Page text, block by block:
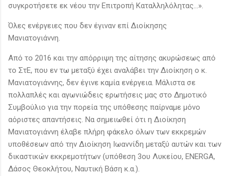
συγκροτήσετε εκ νέου την Επιτροπή Καταλληλόλητας…».
Όλες ενέργειες που δεν έγιναν επί Διοίκησης
Μανιατογιάννη.
Από το 2016 και την απόρριψη της αίτησης ακυρώσεως από
το ΣτΕ, που εν τω μεταξύ έχει αναλάβει την Διοίκηση ο κ.
Μανιατογιάννης, δεν έγινε καμία ενέργεια. Μάλιστα σε
πολλαπλές και αγωνιώδεις ερωτήσεις μας στο Δημοτικό
Συμβούλιο για την πορεία της υπόθεσης παίρναμε μόνο
αόριστες απαντήσεις. Να σημειωθεί ότι η Διοίκηση
Μανιατογιάννη έλαβε πλήρη φάκελο όλων των εκκρεμών
υποθέσεων από την Διοίκηση Ιωαννίδη μεταξύ αυτών και των
δικαστικών εκκρεμοτήτων (υπόθεση 3ου Λυκείου, ENERGA,
Δάσος Θεοκλήτου, Ναυτική Βάση κ.α.).